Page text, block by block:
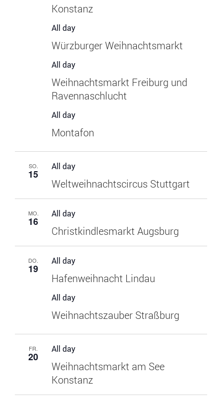
Konstanz
All day
Würzburger Weihnachtsmarkt
All day
Weihnachtsmarkt Freiburg und
Ravennaschlucht
All day
Montafon
SO.
15
All day
Weltweihnachtscircus Stuttgart
MO.
16
All day
Christkindlesmarkt Augsburg
DO.
19
All day
Hafenweihnacht Lindau
All day
Weihnachtszauber Straßburg
FR.
20
All day
Weihnachtsmarkt am See
Konstanz